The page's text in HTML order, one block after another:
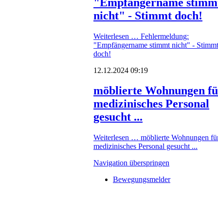
nicht" - Stimmt doch!
Weiterlesen … Fehlermeldung:
"Empfängername stimmt nicht" - Stimmt
doch!
12.12.2024 09:19
möblierte Wohnungen
medizinisches Personal
gesucht ...
Weiterlesen … möblierte Wohnungen
medizinisches Personal gesucht ...
Navigation überspringen
Bewegungsmelder